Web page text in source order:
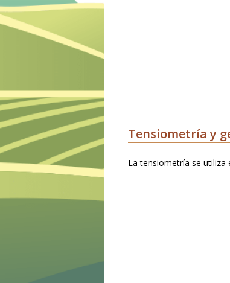
Tensiometría y
La tensiometría se utiliza